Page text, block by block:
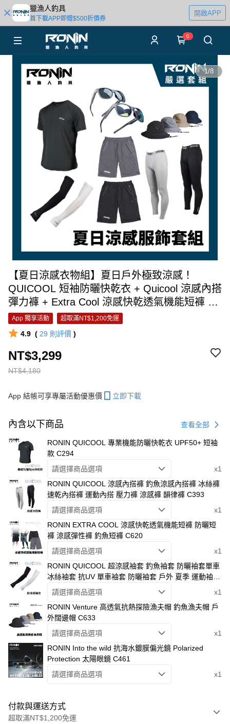
獵漁人釣具
首下載APP即贈$500折價券
開啟APP
0
1/8
【夏日涼感衣物組】夏日戶外極致涼感！
QUICOOL 短袖防曬快乾衣 + Quicool 涼感內搭
彈力褲 + Extra Cool 涼感快乾透氣機能短褲 +
Quicool 涼感防曬袖套 + Venture 透氣抗熱探險
漁夫帽 + 抗海水鍍膜偏光鏡 M00147
App 獨享活動 超取滿NT$1,200免運
4.9 ( 29 則評價 )
NT$4,180
NT$3,299
App 結帳可享專屬活動優惠價 立即下載
內含以下商品 查看全部
RONIN QUICOOL 專業機能防曬快乾衣 UPF50+ 短袖
款 C294
請選擇商品選項
x1
RONIN QUICOOL 涼感內搭褲 釣魚涼感內搭褲 冰絲褲
速乾內搭褲 運動內搭 壓力褲 涼感褲 韻律褲 C393
請選擇商品選項
x1
RONIN EXTRA COOL 涼感快乾透氣機能短褲 防曬短
褲 涼感彈性褲 釣魚短褲 C620
請選擇商品選項
x1
RONIN QUICOOL 超涼感袖套 釣魚袖套 防曬袖套單車
冰絲袖套 抗UV 單車袖套 防曬袖套 戶外 夏季 運動袖套
C394
請選擇商品選項
x1
RONIN Venture 高透氣抗熱探險漁夫帽 釣魚漁夫帽 戶
外闊邊帽 C633
請選擇商品選項
x1
RONIN Into the wild 抗海水鍍膜偏光鏡 Polarized
Protection 太陽眼鏡 C461
請選擇商品選項
x1
付款與運送方式
超取滿NT$1,200免運